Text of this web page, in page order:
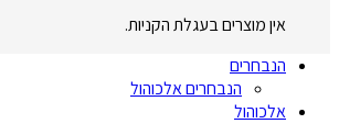
אין מוצרים בעגלת הקניות.
הנבחרים
הנבחרים אלכוהול
אלכוהול